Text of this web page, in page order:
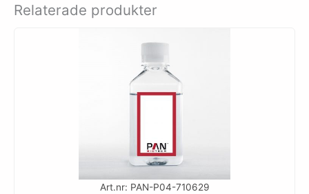
Relaterade produkter
Art.nr: PAN-P04-710629